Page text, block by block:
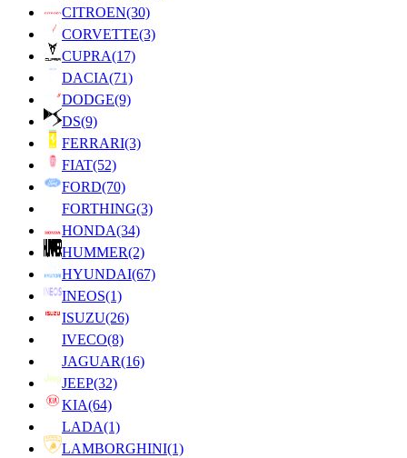
CITROEN(30)
CORVETTE(3)
CUPRA(17)
DACIA(71)
DODGE(9)
DS(9)
FERRARI(3)
FIAT(52)
FORD(70)
FORTHING(3)
HONDA(34)
HUMMER(2)
HYUNDAI(67)
INEOS(1)
ISUZU(26)
IVECO(8)
JAGUAR(16)
JEEP(32)
KIA(64)
LADA(1)
LAMBORGHINI(1)